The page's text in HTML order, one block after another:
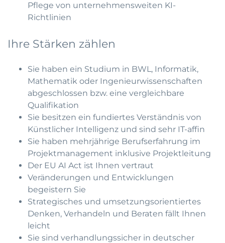
Pflege von unternehmensweiten KI-
Richtlinien
Ihre Stärken zählen
Sie haben ein Studium in BWL, Informatik,
Mathematik oder Ingenieurwissenschaften
abgeschlossen bzw. eine vergleichbare
Qualifikation
Sie besitzen ein fundiertes Verständnis von
Künstlicher Intelligenz und sind sehr IT-affin
Sie haben mehrjährige Berufserfahrung im
Projektmanagement inklusive Projektleitung
Der EU AI Act ist Ihnen vertraut
Veränderungen und Entwicklungen
begeistern Sie
Strategisches und umsetzungsorientiertes
Denken, Verhandeln und Beraten fällt Ihnen
leicht
Sie sind verhandlungssicher in deutscher